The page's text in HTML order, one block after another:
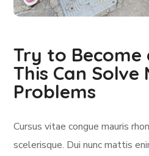
Try to Become
This Can Solve
Problems
Cursus vitae congue mauris
scelerisque. Dui nunc mattis